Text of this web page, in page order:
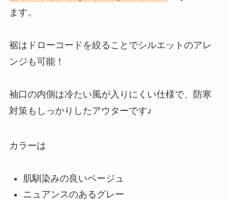
ます。
裾はドローコードを絞ることでシルエットのアレ
ンジも可能！
袖口の内側は冷たい風が入りにくい仕様で、防寒
対策もしっかりしたアウターです♪
カラーは
肌馴染みの良いベージュ
ニュアンスのあるグレー